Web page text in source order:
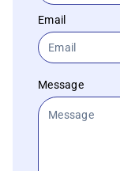
Email
Message